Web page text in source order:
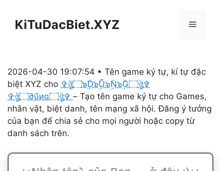
KiTuDacBiet.XYZ Menu
2026-04-30 19:07:54 • Tên game ký tự, kí tự đặc
biệt XYZ cho ✞ঔৣ۝๖ۣۜD๖ۣۜŨ๖ۣۜN๖ۣۜG۝ঔৣ✞
✞ঔৣ۝∂υ̃иɢ۝ঔৣ✞ – Tạo tên game ký tự cho Games,
nhân vật, biệt danh, tên mạng xã hội. Đăng ý tưởng
của bạn để chia sẻ cho mọi người hoặc copy từ
danh sách trên.